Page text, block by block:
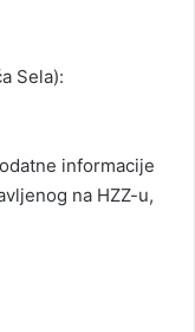
Sela):
informacije
na HZZ-u,